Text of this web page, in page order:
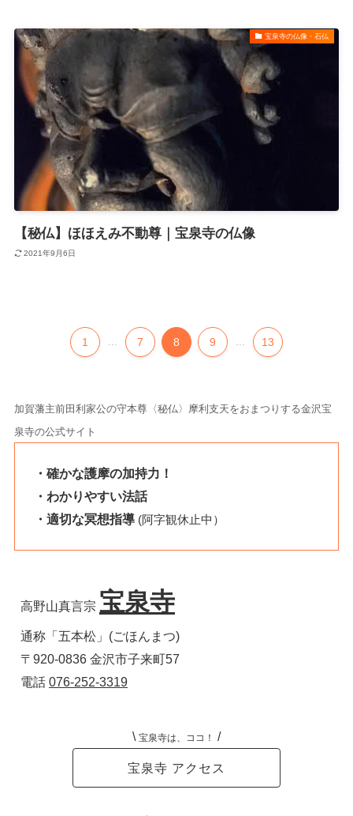
宝泉寺の仏像・石仏
【秘仏】ほほえみ不動尊｜宝泉寺の仏像
2021年9月6日
1 ... 7 8 9 ... 13
加賀藩主前田利家公の守本尊〈秘仏〉摩利支天をおまつりする金沢宝
泉寺の公式サイト
・確かな護摩の加持力！
・わかりやすい法話
・適切な冥想指導 (阿字観休止中）
高野山真言宗 宝泉寺
通称「五本松」(ごほんまつ)
〒920-0836 金沢市子来町57
電話 076-252-3319
\ 宝泉寺は、ココ！ /
宝泉寺 アクセス